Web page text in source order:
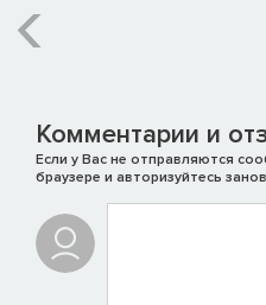
Комментарии и
Если у Вас не отправляются
браузере и авторизуйтесь